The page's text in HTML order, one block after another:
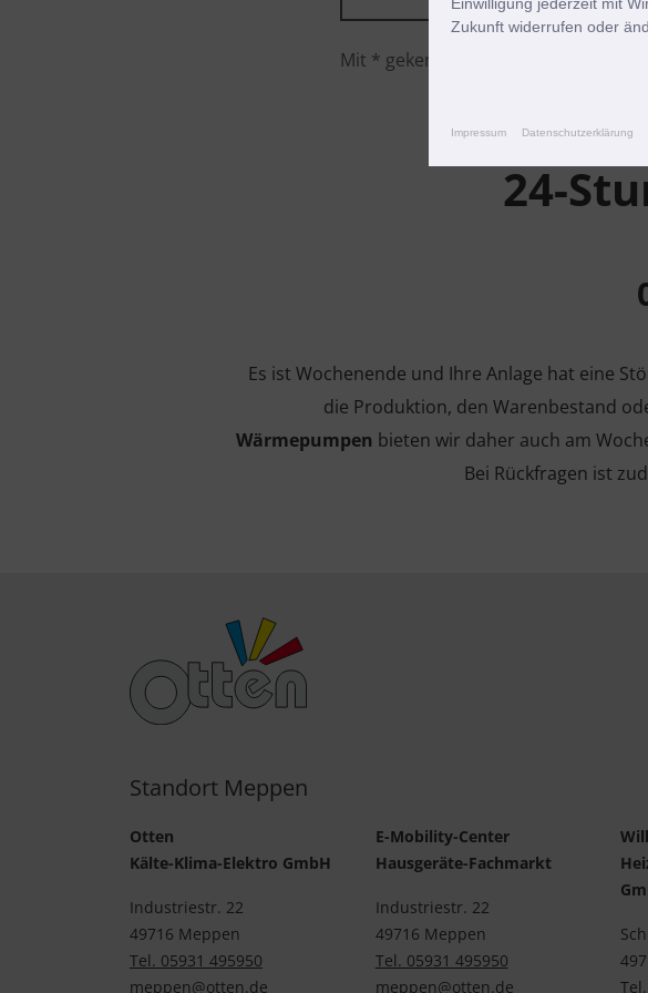
Mit * gekennzeichnete Felder sind
24-
Es ist Wochenende und Ihre Anlage hat eine
die Produktion, den Warenbestand
Wärmepumpen bieten wir daher auch am
Bei Rückfragen ist
Standort Meppen
Otten
Kälte-Klima-Elektro GmbH
Industriestr. 22
49716 Meppen
Tel. 05931 495950
meppen@otten.de
E-Mobility-Center
Hausgeräte-Fachmarkt
Industriestr. 22
49716 Meppen
Tel. 05931 495950
meppen@otten.de
Einwilligung jederzeit mit
Zukunft widerrufen oder
Impressum Datenschutzerklärung